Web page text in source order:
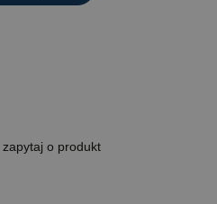
zapytaj o produkt